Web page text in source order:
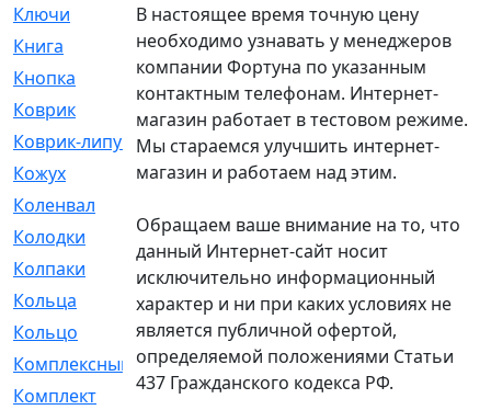
Ключи
[3]
Книга
[293]
Кнопка
[3]
Коврик
[1]
Коврик-липучка
[2]
Кожух
[4]
Коленвал
Колодки
[2151]
Колпаки
[5]
Кольца
[1164]
Кольцо
[272]
Комплексный
[1]
Комплект
[196]
В настоящее время точную цену
необходимо узнавать у менеджеров
компании Фортуна по указанным
контактным телефонам. Интернет-
магазин работает в тестовом режиме.
Мы стараемся улучшить интернет-
магазин и работаем над этим.
Обращаем ваше внимание на то, что
данный Интернет-сайт носит
исключительно информационный
характер и ни при каких условиях не
является публичной офертой,
определяемой положениями Статьи
437 Гражданского кодекса РФ.